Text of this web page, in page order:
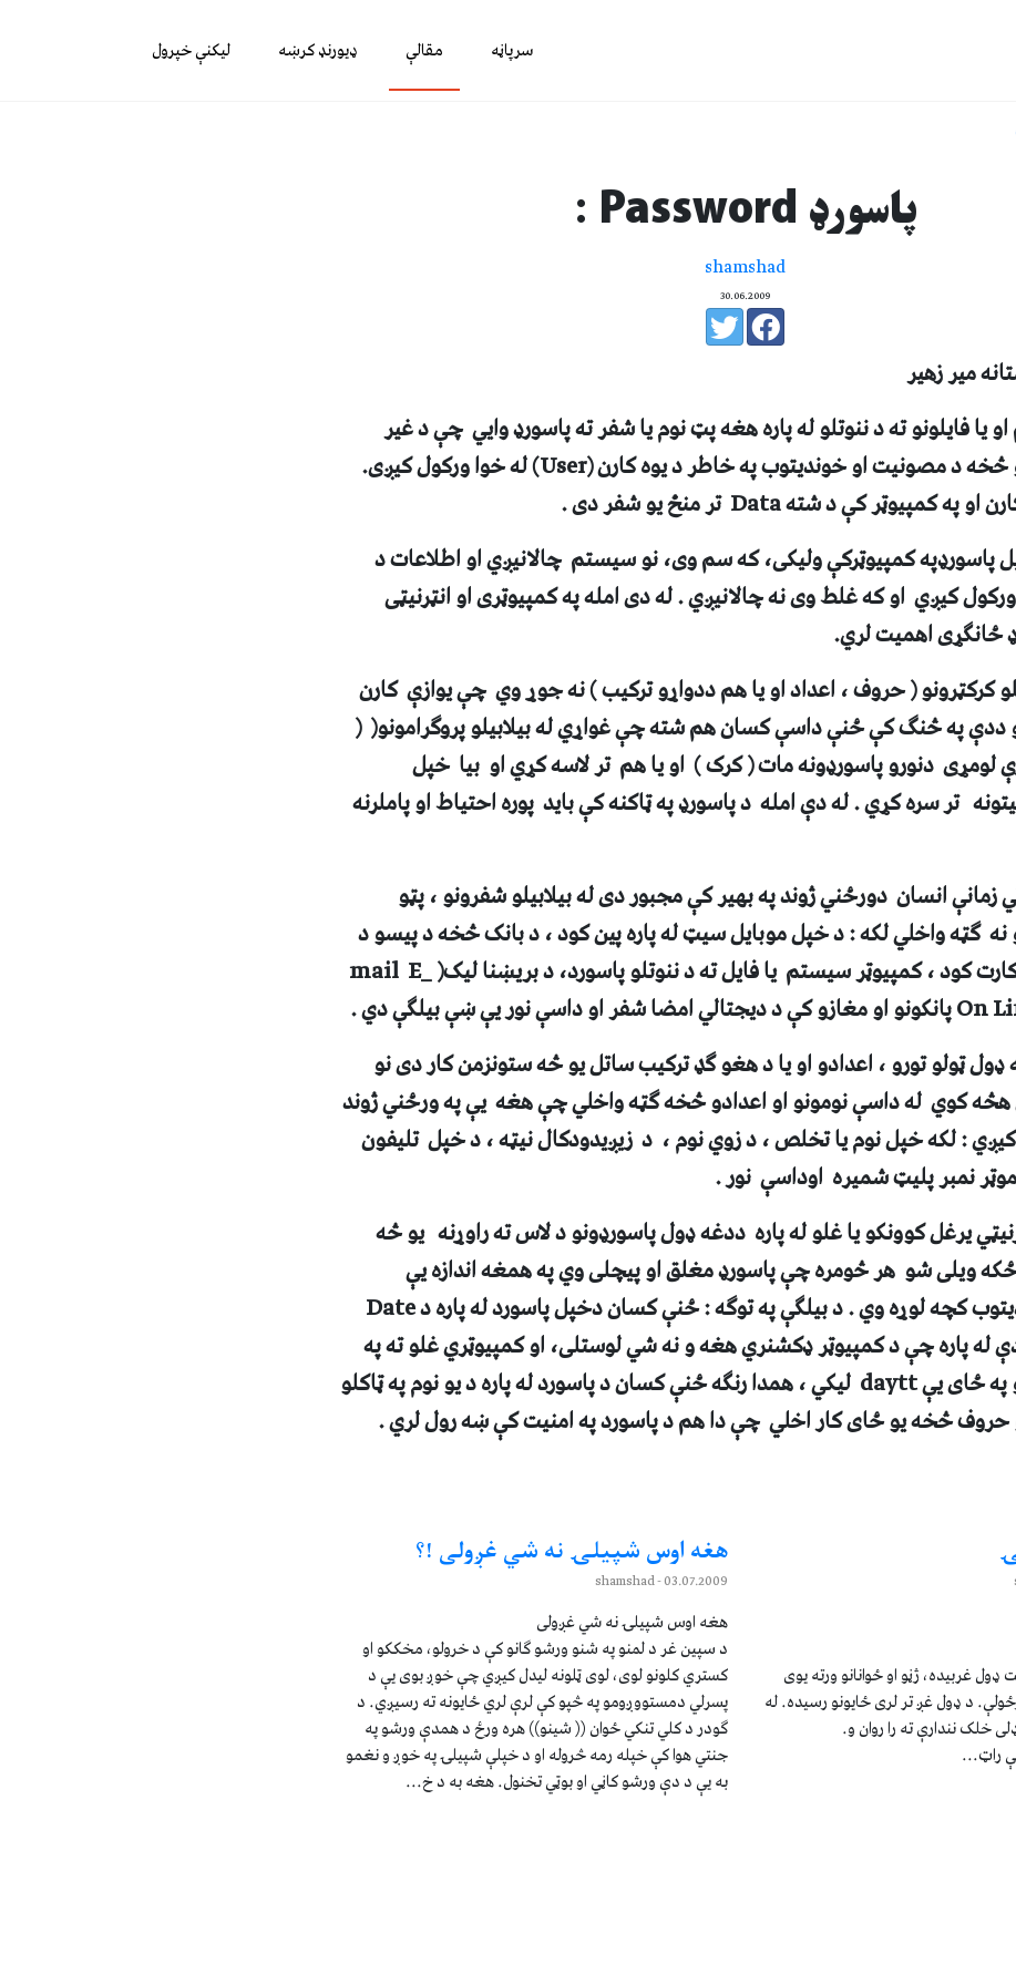
سرپاڼه مقالې ډیورنډ کرښه لیکنې خپرول
پاسورډ Password :
shamshad
30.06.2009
مير زهير
يا فايلونو ته د ننوتلو له پاره هغه پټ نوم يا شفر ته پاسورډ وايي چې د غير
د مصونيت او خونديتوب په خاطر د يوه کارن (User) له خوا ورکول کيږی.
او په کمپيوټر کې د شتهData تر منځ يو شفر دی .
پاسورډپه کمپيوټرکې وليکی، که سم وی، نو سيستم چالانيږي او اطلاعات د
کيږي او که غلط وی نه چالانيږي . له دی امله په کمپيوټری او انټرنيټی
ځانګړی اهميت لري.
کرکټرونو ( حروف ، اعداد او يا هم ددواړو ترکيب ) نه جوړ وي چې يوازې کارن
په څنګ کې ځنې داسې کسان هم شته چې غواړي له بيلابيلو پروګرامونو( (
لومړی دنورو پاسورډونه مات ( کرک ) او يا هم تر لاسه کړي او بيا خپل
تر سره کړي . له دې امله د پاسورډ په ټاکنه کې بايد پوره احتياط او پاملرنه
زمانې انسان دورځني ژوند په بهير کې مجبور دی له بيلابيلو شفرونو ، پټو
نه ګټه واخلي لکه : د خپل موبايل سيټ له پاره پين کود ، د بانک څخه د پيسو د
کود ، کمپيوټر سيستم يا فايل ته د ننوتلو پاسورد، د بريښنا ليک(_mail
E
Onپانکونو او مغازو کې د ديجتالي امضا شفر او داسې نور يې ښې بيلګې دي .
ټولو تورو ، اعدادو او يا د هغو ګډ ترکيب ساتل يو څه ستونزمن کار دی نو
کوي له داسې نومونو او اعدادو څخه ګټه واخلي چې هغه يې په ورځني ژوند
: لکه خپل نوم يا تخلص ، د زوي نوم ، د زيږيدودکال نيټه ، د خپل تليفون
نمبر پليټ شميره اوداسې نور .
يرغل کوونکو يا غلو له پاره ددغه ډول پاسورډونو د لاس ته راوړنه يو څه
ويلی شو هر څومره چې پاسورډ مغلق او پيچلی وي په همغه اندازه يې
کچه لوړه وي . د بيلګې په توګه : ځنې کسان دخپل پاسورد له پاره دDate
له پاره چې د کمپيوټر ډکشنري هغه و نه شي لوستلی، او کمپيوټري غلو ته په
ځای يېdaytt ليکي ، همدا رنګه ځنې کسان د پاسورد له پاره د يو نوم په ټاکلو
حروف څخه يو ځای کار اخلي چې دا هم د پاسورد په امنيت کې ښه رول لري .
غربيده، ژڼو او ځوانانو ورته يوی
د ډول غږ تر لری ځايونو رسيده. له
خلک نندارې ته را روان و.
راټ...
هغه اوس شپيلۍ نه شي غږولی !؟
03.07.2009
- shamshad
هغه اوس شپيلۍ نه شي غږولی
د سپين غر د لمنو په شنو ورشو ګانو کې د خرولو، مخککو او
کستري کلونو لوی، لوی ټلونه ليدل کيږي چې خوږ بوی يې د
پسرلي دمستووږومو په څپو کې لرې لري ځايونه ته رسيږي. د
ګودر د کلي تنکي ځوان (( شينو)) هره ورځ د همدې ورشو په
جنتي هوا کې خپله رمه څروله او د خپلې شپيلۍ په خوږ و نغمو
به يې د دې ورشو کاڼي او بوټي تخنول. هغه به د خ...